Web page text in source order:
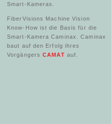
Smart-Kameras.
FiberVisions Machine Vision
Know-How ist die Basis für die
Smart-Kamera Caminax. Caminax
baut auf den Erfolg ihres
VorgängersCAMAT auf.